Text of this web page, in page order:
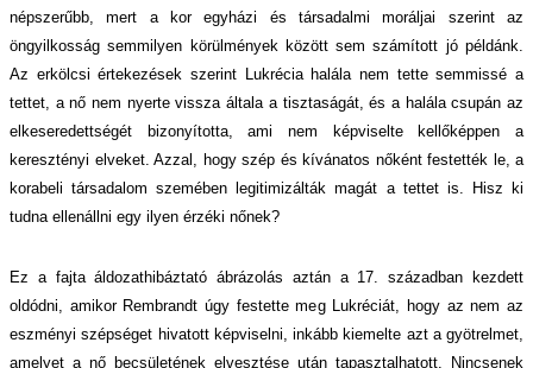
népszerűbb, mert a kor egyházi és társadalmi moráljai szerint az
öngyilkosság semmilyen körülmények között sem számított jó példánk.
Az erkölcsi értekezések szerint Lukrécia halála nem tette semmissé a
tettet, a nő nem nyerte vissza általa a tisztaságát, és a halála csupán az
elkeseredettségét bizonyította, ami nem képviselte kellőképpen a
keresztényi elveket. Azzal, hogy szép és kívánatos nőként festették le, a
korabeli társadalom szemében legitimizálták magát a tettet is. Hisz ki
tudna ellenállni egy ilyen érzéki nőnek?
Ez a fajta áldozathibáztató ábrázolás aztán a 17. században kezdett
oldódni, amikor Rembrandt úgy festette meg Lukréciát, hogy az nem az
eszményi szépséget hivatott képviselni, inkább kiemelte azt a gyötrelmet,
amelyet a nő becsületének elvesztése után tapasztalhatott. Nincsenek